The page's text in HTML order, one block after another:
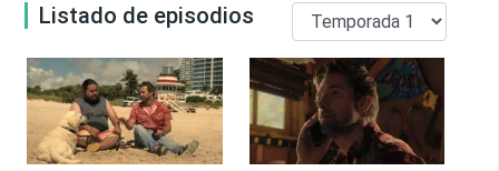
Listado de episodios